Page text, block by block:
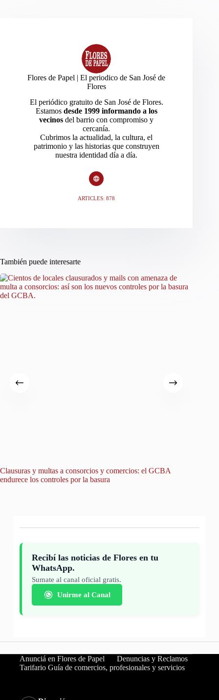
Flores de Papel | El periodico de San José de
Flores
El periódico gratuito de San José de Flores.
Estamos desde 1999 informando a los
vecinos del barrio con compromiso y
cercanía.
Cubrimos la actualidad, la cultura, el
patrimonio y las historias que construyen
nuestra identidad día a día.
ARTICLES: 878
También puede interesarte
Clausuras y multas a consorcios y comercios: el GCBA
endurece los controles por la basura
Recibí las noticias de Flores en tu
WhatsApp.
Sumate al canal oficial gratis.
Unirme al Canal
Anunciá en Flores de Papel
Denuncias y Reclamos
Tarifario Guía de comercios, profesionales y servicios